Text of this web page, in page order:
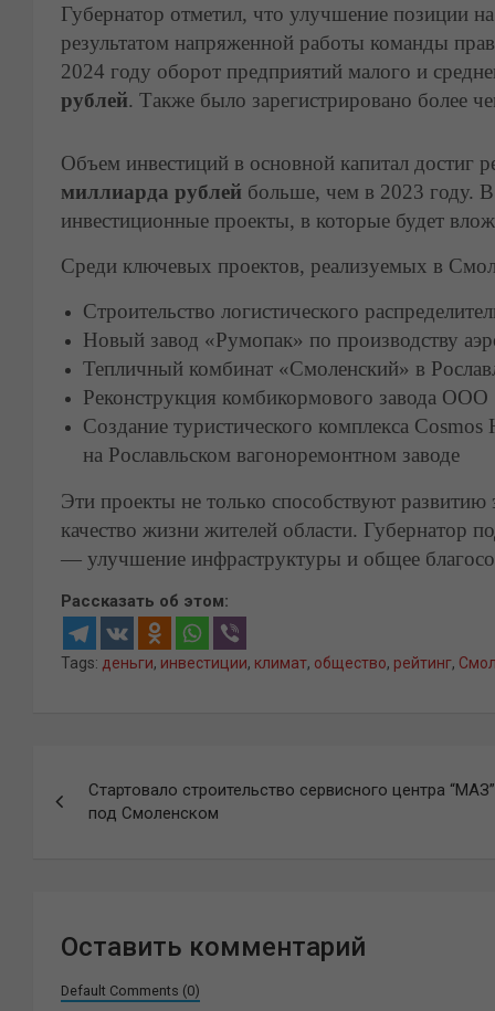
Губернатор отметил, что улучшение позиции
результатом напряженной работы команды
2024 году оборот предприятий малого и
рублей. Также было зарегистрировано более
Объем инвестиций в основной капитал достиг
миллиарда рублей больше, чем в 2023 году.
инвестиционные проекты, в которые будет
Среди ключевых проектов, реализуемых в
Строительство логистического
Новый завод «Румопак» по производству
Тепличный комбинат «Смоленский» в
Реконструкция комбикормового завода
Создание туристического комплекса
на Рославльском вагоноремонтном заводе
Эти проекты не только способствуют
качество жизни жителей области. Губернатор
— улучшение инфраструктуры и общее
Рассказать об этом:
Tags: деньги, инвестиции, климат, общество, рейтинг,
по
Стартовало строительство сервисного центра “МАЗ”
под Смоленском
Оставить комментарий
Default Comments (0)